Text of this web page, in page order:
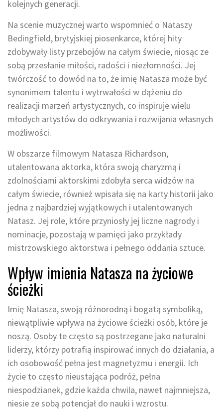
kolejnych generacji.
Na scenie muzycznej warto wspomnieć o Nataszy
Bedingfield, brytyjskiej piosenkarce, której hity
zdobywały listy przebojów na całym świecie, niosąc ze
sobą przesłanie miłości, radości i niezłomności. Jej
twórczość to dowód na to, że imię Natasza może być
synonimem talentu i wytrwałości w dążeniu do
realizacji marzeń artystycznych, co inspiruje wielu
młodych artystów do odkrywania i rozwijania własnych
możliwości.
W obszarze filmowym Natasza Richardson,
utalentowana aktorka, która swoją charyzmą i
zdolnościami aktorskimi zdobyła serca widzów na
całym świecie, również wpisała się na karty historii jako
jedna z najbardziej wyjątkowych i utalentowanych
Natasz. Jej role, które przyniosły jej liczne nagrody i
nominacje, pozostają w pamięci jako przykłady
mistrzowskiego aktorstwa i pełnego oddania sztuce.
Wpływ imienia Natasza na życiowe
ścieżki
Imię Natasza, swoją różnorodną i bogatą symboliką,
niewątpliwie wpływa na życiowe ścieżki osób, które je
noszą. Osoby te często są postrzegane jako naturalni
liderzy, którzy potrafią inspirować innych do działania, a
ich osobowość pełna jest magnetyzmu i energii. Ich
życie to często nieustająca podróż, pełna
niespodzianek, gdzie każda chwila, nawet najmniejsza,
niesie ze sobą potencjał do nauki i wzrostu.